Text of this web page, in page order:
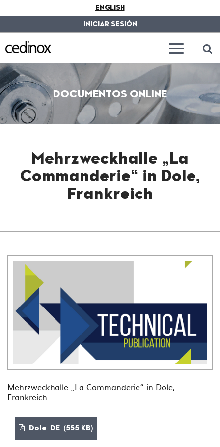
label.access.jump.content???
???
label.access.jump.header???
label.access.jump.footer???
???
label.access.jump.menu???
ENGLISH
INICIAR SESIÓN
???
???
DOCUMENTOS ONLINE
Mehrzweckhalle „La
Commanderie“ in Dole,
Frankreich
Mehrzweckhalle „La Commanderie“ in Dole,
Frankreich
Dole_DE (555 KB)